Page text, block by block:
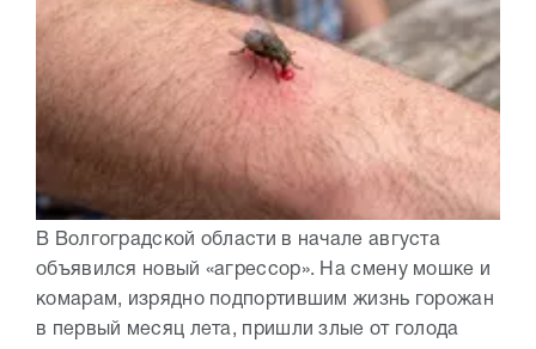
В Волгоградской области в начале августа
объявился новый «агрессор». На смену мошке и
комарам, изрядно подпортившим жизнь горожан
в первый месяц лета, пришли злые от голода